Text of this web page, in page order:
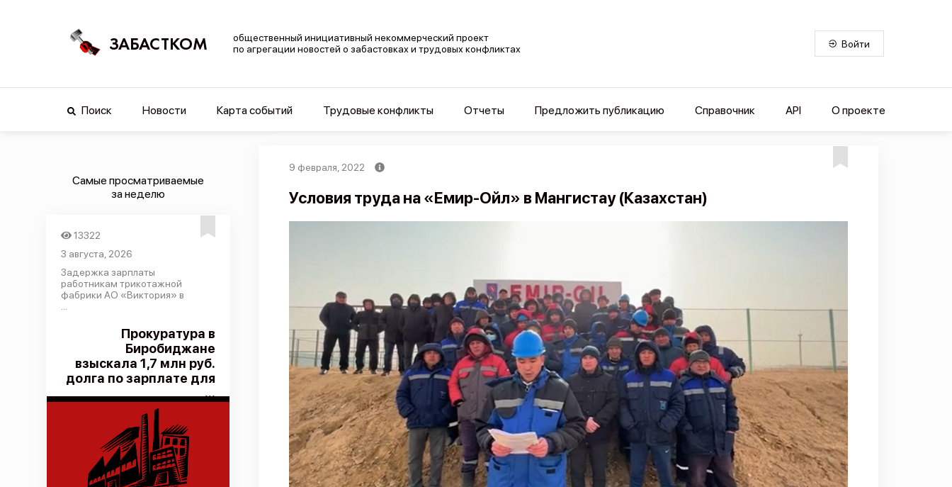
ЗАБАСТКОМ
общественный инициативный некоммерческий проект
по агрегации новостей о забастовках и трудовых конфликтах
Войти
Поиск Новости Карта событий Трудовые конфликты Отчеты Предложить публикацию Справочник API О проекте
Самые просматриваемые
за неделю
13322
3 августа, 2026
Задержка зарплаты
работникам трикотажной
фабрики АО «Виктория» в
Прокуратура в
Биробиджане
взыскала 1,7 млн руб.
долга по зарплате для
...
9 февраля, 2022
Условия труда на «Емир-Ойл» в Мангистау (Казахстан)